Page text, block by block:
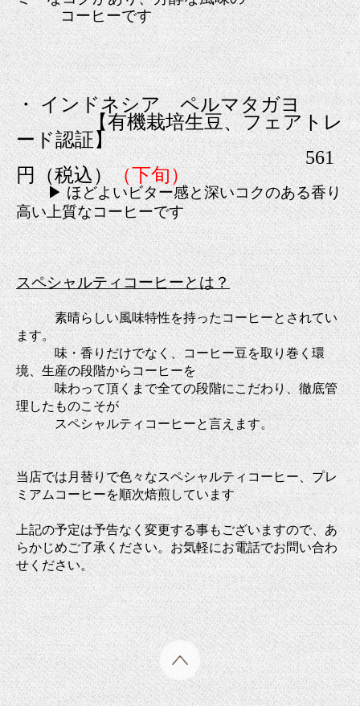
コーヒーです
・ インドネシア ペルマタガヨ
【有機栽培生豆、フェアトレ
ード認証】
561
円（税込）
（下旬）
▶ ほどよいビター感と深いコクのある香り
高い上質なコーヒーです
スペシャルティコーヒーとは？
素晴らしい風味特性を持ったコーヒーとされてい
ます。
味・香りだけでなく、コーヒー豆を取り巻く環
境、生産の段階からコーヒーを
味わって頂くまで全ての段階にこだわり、徹底管
理したものこそが
スペシャルティコーヒーと言えます。
当店では月替りで色々なスペシャルティコーヒー、プレ
ミアムコーヒーを順次焙煎しています
上記の予定は予告なく変更する事もございますので、あ
らかじめご了承ください。お気軽にお電話でお問い合わ
せください。